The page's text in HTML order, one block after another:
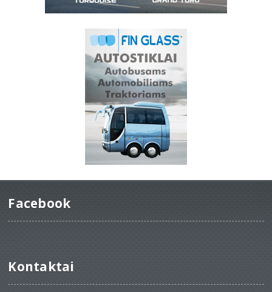
Facebook
Kontaktai